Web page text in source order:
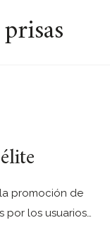
promoción de
por los usuarios…